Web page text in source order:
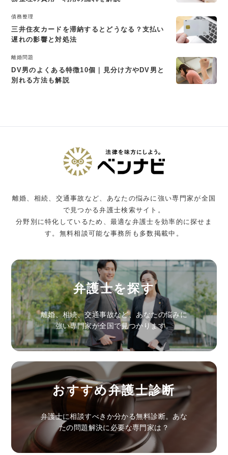
債務整理
三井住友カードを滞納するとどうなる？支払い
遅れの影響と対処法
離婚問題
DV男のよくある特徴10個｜見分け方やDV男と
別れる方法も解説
離婚、相続、交通事故など、あなたの悩みに強い専門家が全国
で見つかる弁護士検索サイト。
分野別に特化しているため、最適な弁護士を効率的に探せま
す。無料相談可能な事務所も多数掲載中。
弁護士を探す
離婚、相続、交通事故など、あなたの悩みに
強い専門家が全国で見つかります。
おすすめ弁護士診断
弁護士に相談すべきか分かる無料診断。あな
たの問題解決に必要な専門家は？